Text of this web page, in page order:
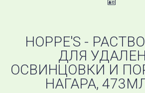
HOPPE'S -
ДЛЯ
ОСВИНЦОВКИ И
НАГАРА,